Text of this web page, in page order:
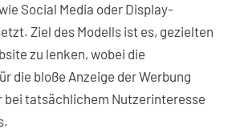
Social Media oder Display-
Ziel des Modells ist es, gezielten
zu lenken, wobei die
die bloße Anzeige der Werbung
bei tatsächlichem Nutzerinteresse